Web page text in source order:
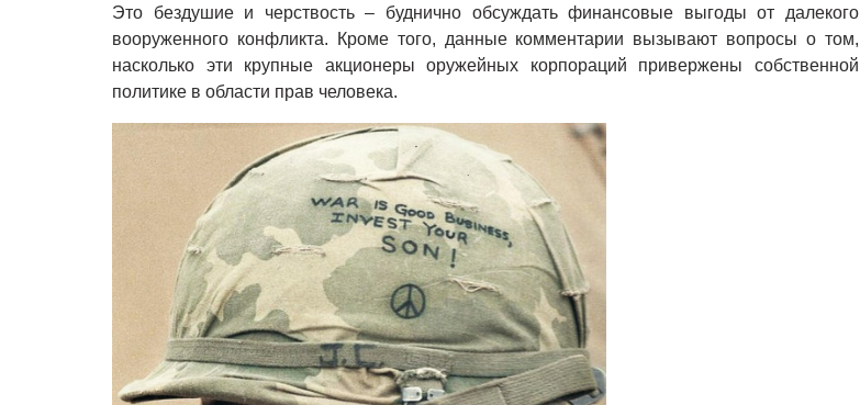
Это бездушие и черствость – буднично обсуждать финансовые выгоды от далекого
вооруженного конфликта. Кроме того, данные комментарии вызывают вопросы о том,
насколько эти крупные акционеры оружейных корпораций привержены собственной
политике в области прав человека.